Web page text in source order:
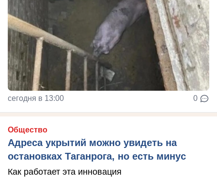
сегодня в 13:00 0
Общество
Адреса укрытий можно увидеть на
остановках Таганрога, но есть минус
Как работает эта инновация